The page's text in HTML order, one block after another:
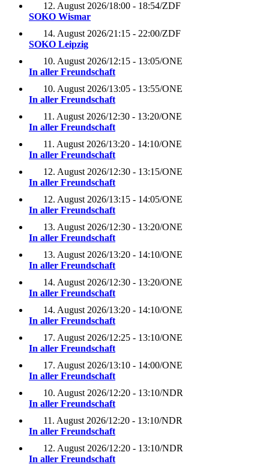
12. August 2026/18:00 - 18:54/ZDF
SOKO Wismar
14. August 2026/21:15 - 22:00/ZDF
SOKO Leipzig
10. August 2026/12:15 - 13:05/ONE
In aller Freundschaft
10. August 2026/13:05 - 13:55/ONE
In aller Freundschaft
11. August 2026/12:30 - 13:20/ONE
In aller Freundschaft
11. August 2026/13:20 - 14:10/ONE
In aller Freundschaft
12. August 2026/12:30 - 13:15/ONE
In aller Freundschaft
12. August 2026/13:15 - 14:05/ONE
In aller Freundschaft
13. August 2026/12:30 - 13:20/ONE
In aller Freundschaft
13. August 2026/13:20 - 14:10/ONE
In aller Freundschaft
14. August 2026/12:30 - 13:20/ONE
In aller Freundschaft
14. August 2026/13:20 - 14:10/ONE
In aller Freundschaft
17. August 2026/12:25 - 13:10/ONE
In aller Freundschaft
17. August 2026/13:10 - 14:00/ONE
In aller Freundschaft
10. August 2026/12:20 - 13:10/NDR
In aller Freundschaft
11. August 2026/12:20 - 13:10/NDR
In aller Freundschaft
12. August 2026/12:20 - 13:10/NDR
In aller Freundschaft